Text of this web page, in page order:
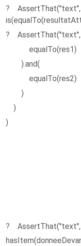
? AssertThat(''text'',
?
equalTo(res1)
).and(
equalTo(res2)
)
)
)
? AssertThat(''text'',